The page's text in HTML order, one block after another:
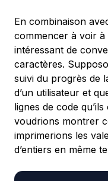
En combinaison
commencer à voir
intéressant de
caractères.
suivi du progrès de
d’un utilisateur et
lignes de code
voudrions montrer
imprimerions les
d’entiers en même